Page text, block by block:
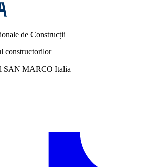
de Construcții
constructorilor
SAN MARCO Italia